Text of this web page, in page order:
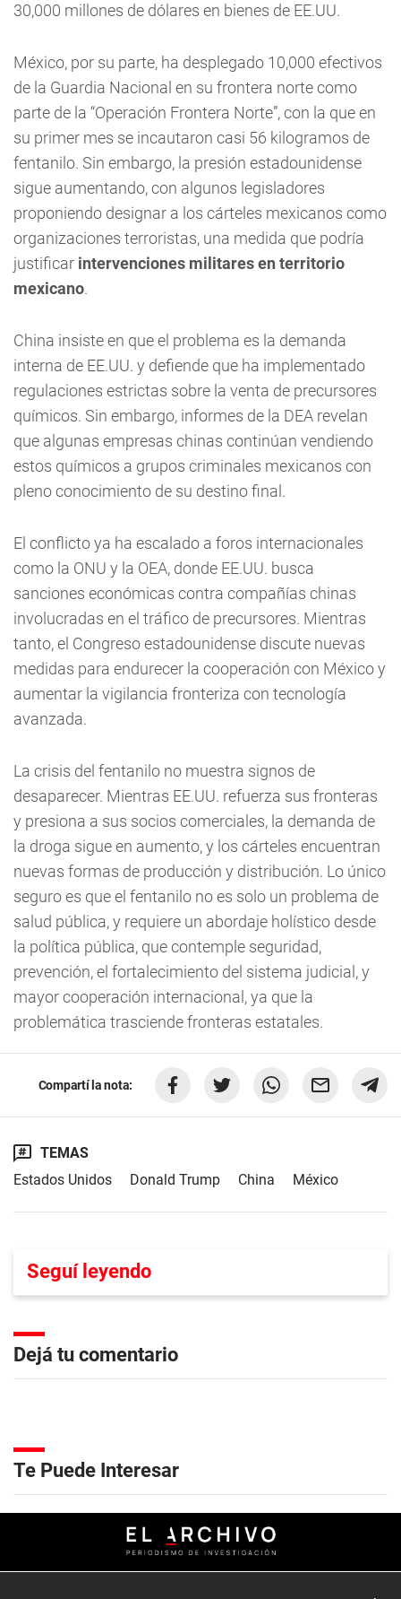
30,000 millones de dólares en bienes de EE.UU.
México, por su parte, ha desplegado 10,000 efectivos
de la Guardia Nacional en su frontera norte como
parte de la “Operación Frontera Norte”, con la que en
su primer mes se incautaron casi 56 kilogramos de
fentanilo. Sin embargo, la presión estadounidense
sigue aumentando, con algunos legisladores
proponiendo designar a los cárteles mexicanos como
organizaciones terroristas, una medida que podría
justificar intervenciones militares en territorio
mexicano.
China insiste en que el problema es la demanda
interna de EE.UU. y defiende que ha implementado
regulaciones estrictas sobre la venta de precursores
químicos. Sin embargo, informes de la DEA revelan
que algunas empresas chinas continúan vendiendo
estos químicos a grupos criminales mexicanos con
pleno conocimiento de su destino final.
El conflicto ya ha escalado a foros internacionales
como la ONU y la OEA, donde EE.UU. busca
sanciones económicas contra compañías chinas
involucradas en el tráfico de precursores. Mientras
tanto, el Congreso estadounidense discute nuevas
medidas para endurecer la cooperación con México y
aumentar la vigilancia fronteriza con tecnología
avanzada.
La crisis del fentanilo no muestra signos de
desaparecer. Mientras EE.UU. refuerza sus fronteras
y presiona a sus socios comerciales, la demanda de
la droga sigue en aumento, y los cárteles encuentran
nuevas formas de producción y distribución. Lo único
seguro es que el fentanilo no es solo un problema de
salud pública, y requiere un abordaje holístico desde
la política pública, que contemple seguridad,
prevención, el fortalecimiento del sistema judicial, y
mayor cooperación internacional, ya que la
problemática trasciende fronteras estatales.
Compartí la nota:
TEMAS
Estados Unidos
Donald Trump China México
Seguí leyendo
Dejá tu comentario
Te Puede Interesar